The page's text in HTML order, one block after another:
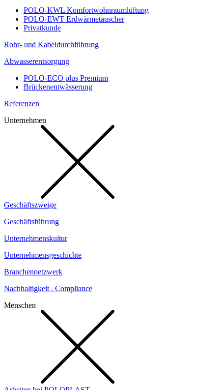
POLO-KWL Komfortwohnraumlüftung
POLO-EWT Erdwärmetauscher
Privatkunde
Rohr- und Kabeldurchführung
Abwasserentsorgung
POLO-ECO plus Premium
Brückenentwässerung
Referenzen
Unternehmen
Geschäftszweige
Geschäftsführung
Unternehmenskultur
Unternehmensgeschichte
Branchennetzwerk
Nachhaltigkeit . Compliance
Menschen